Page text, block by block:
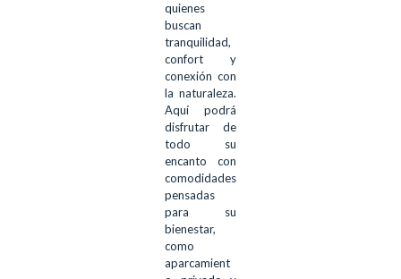
quienes
buscan
tranquilidad,
confort y
conexión con
la naturaleza.
Aquí podrá
disfrutar de
todo su
encanto con
comodidades
pensadas
para su
bienestar,
como
aparcamient